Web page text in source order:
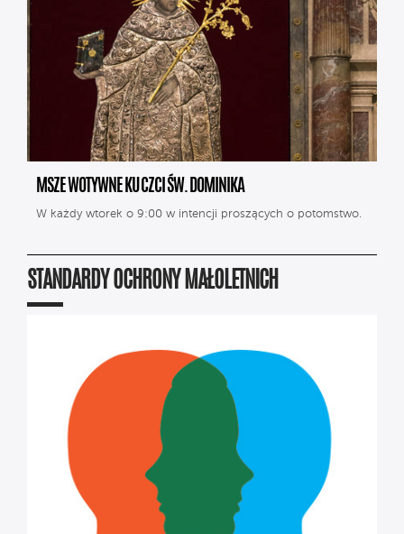
MSZE WOTYWNE KU CZCI ŚW. DOMINIKA
W każdy wtorek o 9:00 w intencji proszących o potomstwo.
STANDARDY OCHRONY MAŁOLETNICH